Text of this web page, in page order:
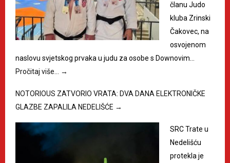
članu Judo
kluba Zrinski
Čakovec, na
osvojenom
naslovu svjetskog prvaka u judu za osobe s Downovim…
Pročitaj više…
→
NOTORIOUS ZATVORIO VRATA: DVA DANA ELEKTRONIČKE
GLAZBE ZAPALILA NEDELIŠĆE →
SRC Trate u
Nedelišću
protekla je